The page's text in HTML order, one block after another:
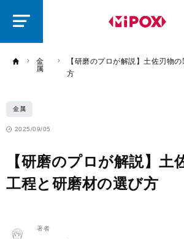
金
属
【研磨のプロが解説】土佐刃物
方
金属
2025/09/05
【研磨のプロが解説】土
工程と研磨材の選び方
著者